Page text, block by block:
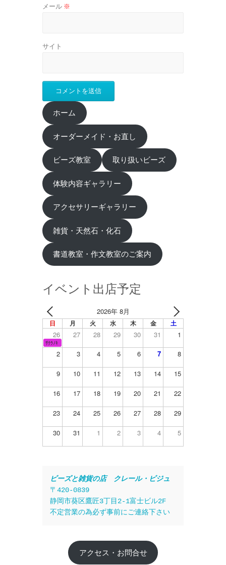
メール ※
サイト
ホーム
オーダーメイド・お直し
ビーズ教室 取り扱いビーズ
体験内容ギャラリー
アクセサリーギャラリー
雑貨・天然石・化石
書道教室・作文教室のご案内
イベント出店予定
2026年 8月
日 月 火 水 木 金 土
26 27 28 29 30 31 1
ｻｸﾗﾉｷ
2 3 4 5 6 7 8
9 10 11 12 13 14 15
16 17 18 19 20 21 22
23 24 25 26 27 28 29
30 31 1 2 3 4 5
ビーズと雑貨の店　クレール・ビジュ
〒420-0839
静岡市葵区鷹匠3丁目2-1富士ビル2F
不定営業の為必ず事前にご連絡下さい
アクセス・お問合せ